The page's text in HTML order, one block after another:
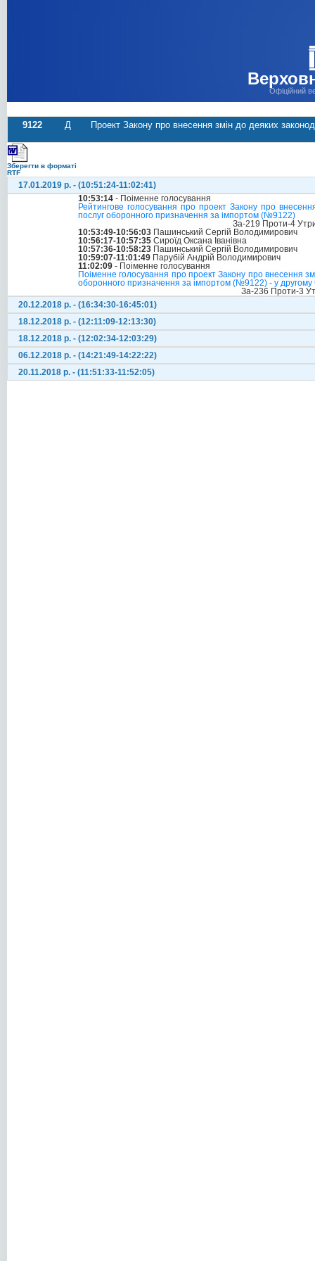
Офіційний
9122 Д Проект Закону про внесення змін до деяких
Зберегти в форматі
RTF
17.01.2019 р. - (10:51:24-11:02:41)
10:53:14 - Поіменне голосування
Рейтингове голосування про проект Закону про
послуг оборонного призначення за імпортом (№9122)
За-219 Проти-4
10:53:49-10:56:03 Пашинський Сергій Володимирович
10:56:17-10:57:35 Сироїд Оксана Іванівна
10:57:36-10:58:23 Пашинський Сергій Володимирович
10:59:07-11:01:49 Парубій Андрій Володимирович
11:02:09 - Поіменне голосування
Поіменне голосування про проект Закону про внесення
оборонного призначення за імпортом (№9122) - у другому
За-236 Проти-3
20.12.2018 р. - (16:34:30-16:45:01)
18.12.2018 р. - (12:11:09-12:13:30)
18.12.2018 р. - (12:02:34-12:03:29)
06.12.2018 р. - (14:21:49-14:22:22)
20.11.2018 р. - (11:51:33-11:52:05)